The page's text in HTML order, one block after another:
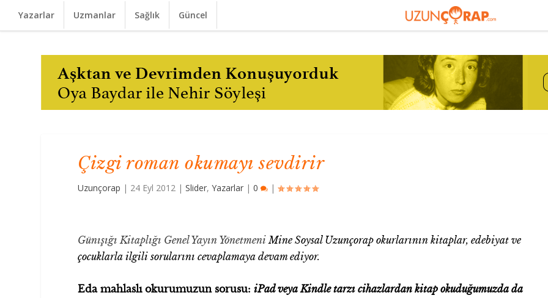
Yazarlar Uzmanlar Sağlık Güncel
Çizgi roman okumayı sevdirir
Uzunçorap | 24 Eyl 2012 |Slider,Yazarlar |0 |
Günışığı Kitaplığı Genel Yayın YönetmeniMine Soysal Uzunçorap okurlarının kitaplar, edebiyat ve
çocuklarla ilgili sorularını cevaplamaya devam ediyor.
Eda mahlaslı okurumuzun sorusu:iPad veya Kindle tarzı cihazlardan kitap okuduğumuzda da